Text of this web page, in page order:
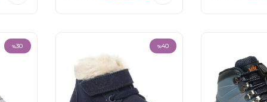
%30 %40